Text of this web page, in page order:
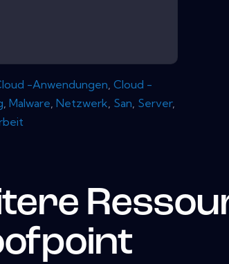
-Anwendungen,Cloud -
,Malware,Netzwerk, San, Server,